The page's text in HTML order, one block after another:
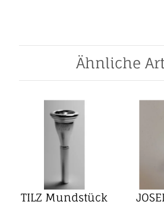
Ähnliche
TILZ Mundstück